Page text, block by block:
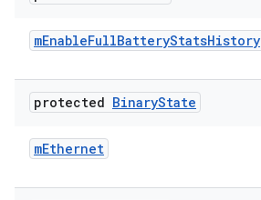
mEnableFullBatteryStatsHistory
protected BinaryState
mEthernet